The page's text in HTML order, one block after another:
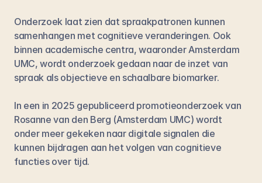
Onderzoek laat zien dat spraakpatronen kunnen
samenhangen met cognitieve veranderingen. Ook
binnen academische centra, waaronder Amsterdam
UMC, wordt onderzoek gedaan naar de inzet van
spraak als objectieve en schaalbare biomarker.
In een in 2025 gepubliceerd promotieonderzoek
Rosanne van den Berg (Amsterdam UMC) wordt
onder meer gekeken naar digitale signalen die
kunnen bijdragen aan het volgen van cognitieve
functies over tijd.